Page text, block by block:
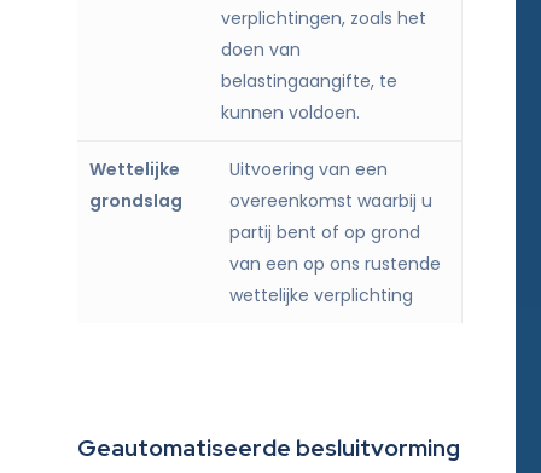
verplichtingen, zoals het
doen van
belastingaangifte, te
kunnen voldoen.
Uitvoering van een
overeenkomst waarbij u
partij bent of op grond
van een op ons rustende
wettelijke verplichting
Geautomatiseerde besluitvorming